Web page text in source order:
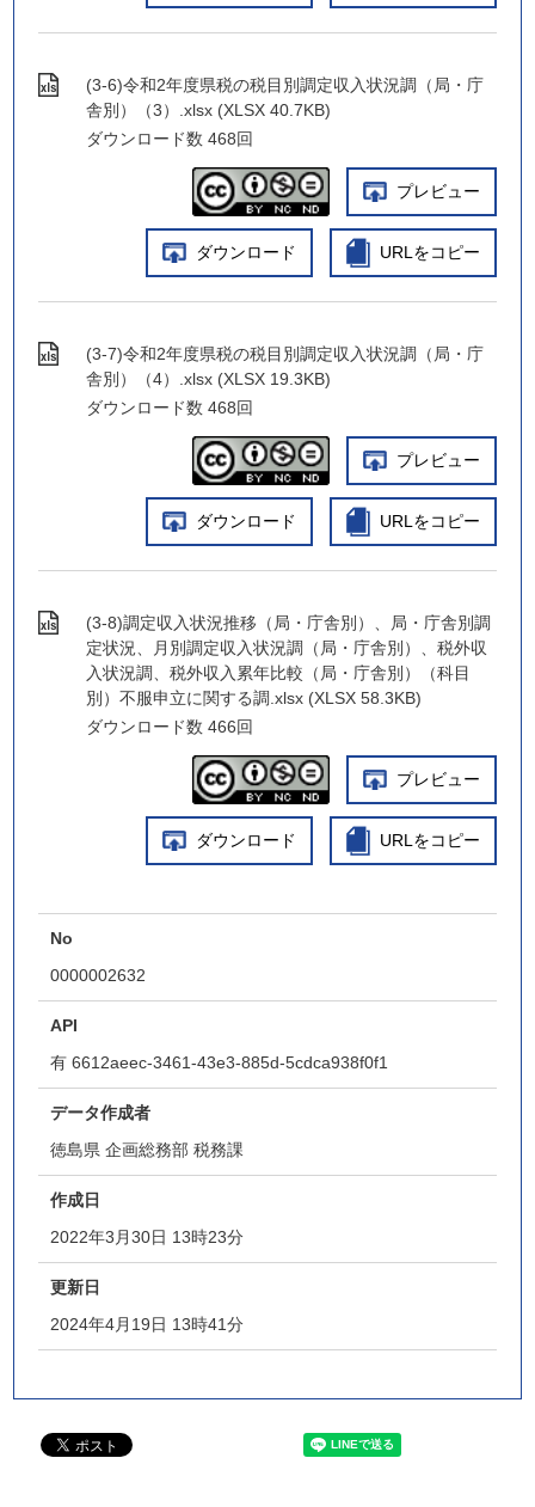
(3-6)令和2年度県税の税目別調定収入状況調（局・庁
舎別）（3）.xlsx (XLSX 40.7KB)
ダウンロード数 468回
プレビュー
ダウンロード URLをコピー
(3-7)令和2年度県税の税目別調定収入状況調（局・庁
舎別）（4）.xlsx (XLSX 19.3KB)
ダウンロード数 468回
プレビュー
ダウンロード URLをコピー
(3-8)調定収入状況推移（局・庁舎別）、局・庁舎別調
定状況、月別調定収入状況調（局・庁舎別）、税外収
入状況調、税外収入累年比較（局・庁舎別）（科目
別）不服申立に関する調.xlsx (XLSX 58.3KB)
ダウンロード数 466回
プレビュー
ダウンロード URLをコピー
No
0000002632
API
有 6612aeec-3461-43e3-885d-5cdca938f0f1
データ作成者
徳島県 企画総務部 税務課
作成日
2022年3月30日 13時23分
更新日
2024年4月19日 13時41分